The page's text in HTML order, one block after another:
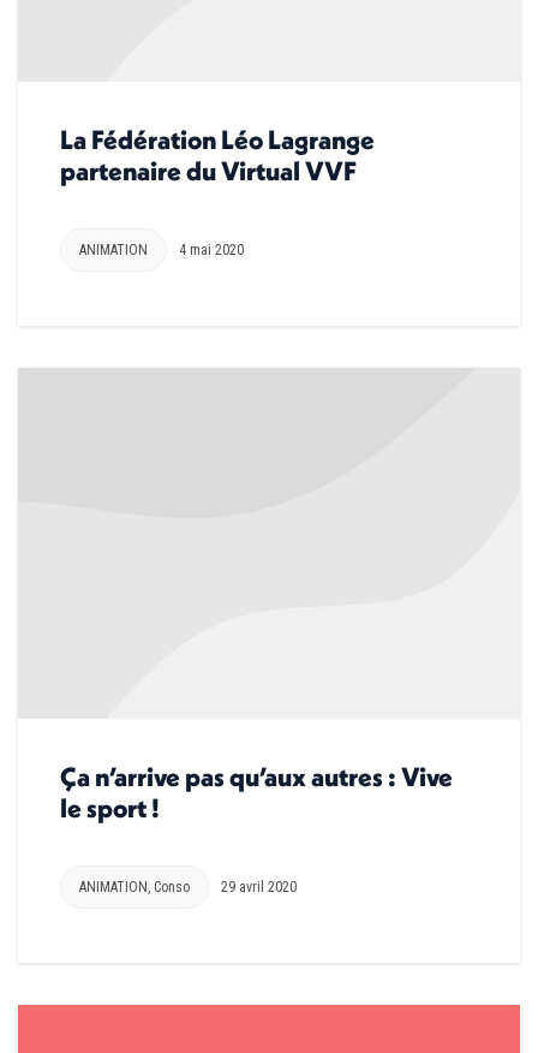
La Fédération Léo Lagrange
partenaire du Virtual VVF
ANIMATION 4 mai 2020
Ça n’arrive pas qu’aux autres : Vive
le sport !
ANIMATION , Conso 29 avril 2020